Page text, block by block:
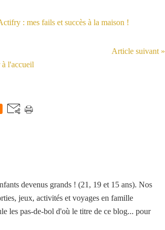
Article suivant »
l'accueil
devenus grands ! (21, 19 et 15 ans). Nos
jeux, activités et voyages en famille
les pas-de-bol d'où le titre de ce blog... pour